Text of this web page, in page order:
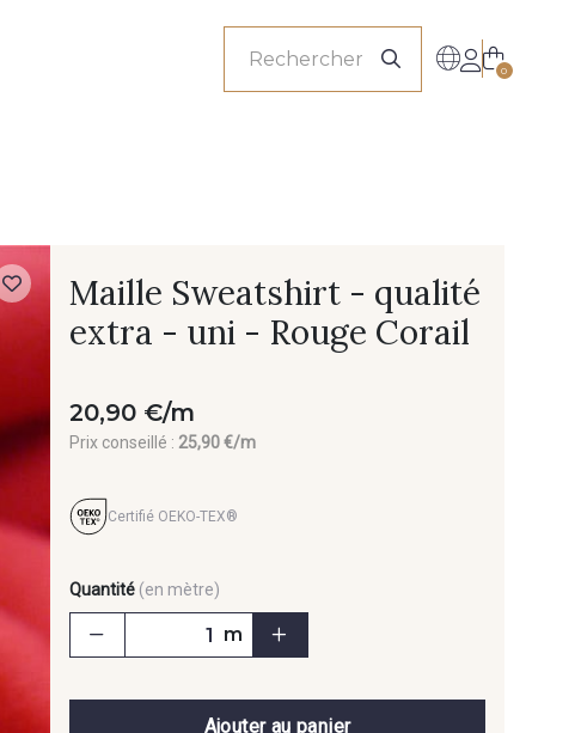
0
Maille Sweatshirt - qualité
extra - uni - Rouge Corail
20,90 €/m
Prix conseillé : 25,90 €/m
Certifié OEKO-TEX®
Quantité (en mètre)
m
Ajouter au panier